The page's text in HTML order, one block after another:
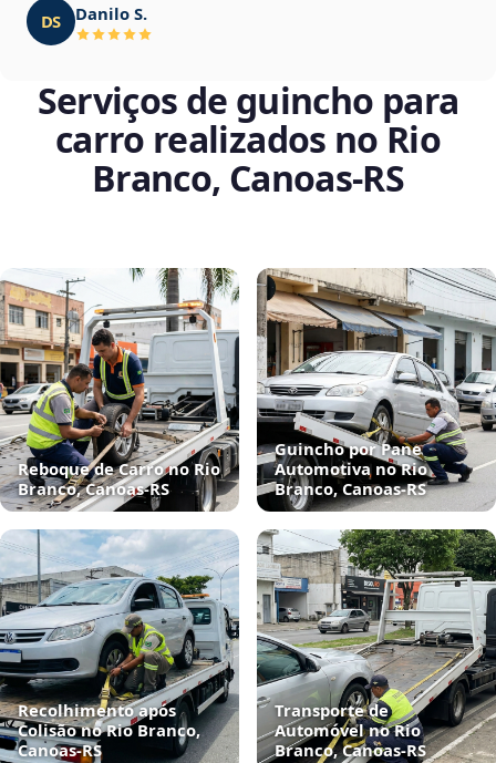
DS Danilo S.
Serviços de guincho para
carro realizados no Rio
Branco, Canoas‑RS
Reboque de Carro no Rio
Branco, Canoas‑RS
Guincho por Pane
Automotiva no Rio
Branco, Canoas‑RS
Recolhimento após
Colisão no Rio Branco,
Canoas‑RS
Transporte de
Automóvel no Rio
Branco, Canoas‑RS